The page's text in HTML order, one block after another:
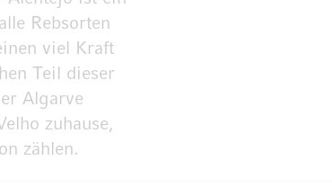
Rebsorten
viel Kraft
Teil dieser
Algarve
zuhause,
zählen.